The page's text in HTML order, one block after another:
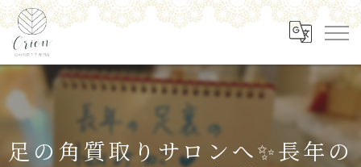
足の角質取りサロンへ✨長年の